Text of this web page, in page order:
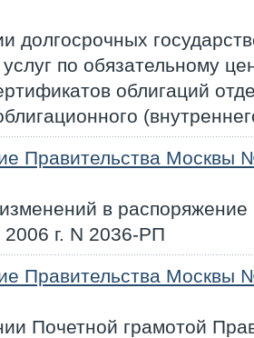
долгосрочных
по обязательному
облигаций
Правительства
в
2006 г. N 2036-РП
Правительства
Почетной грамотой